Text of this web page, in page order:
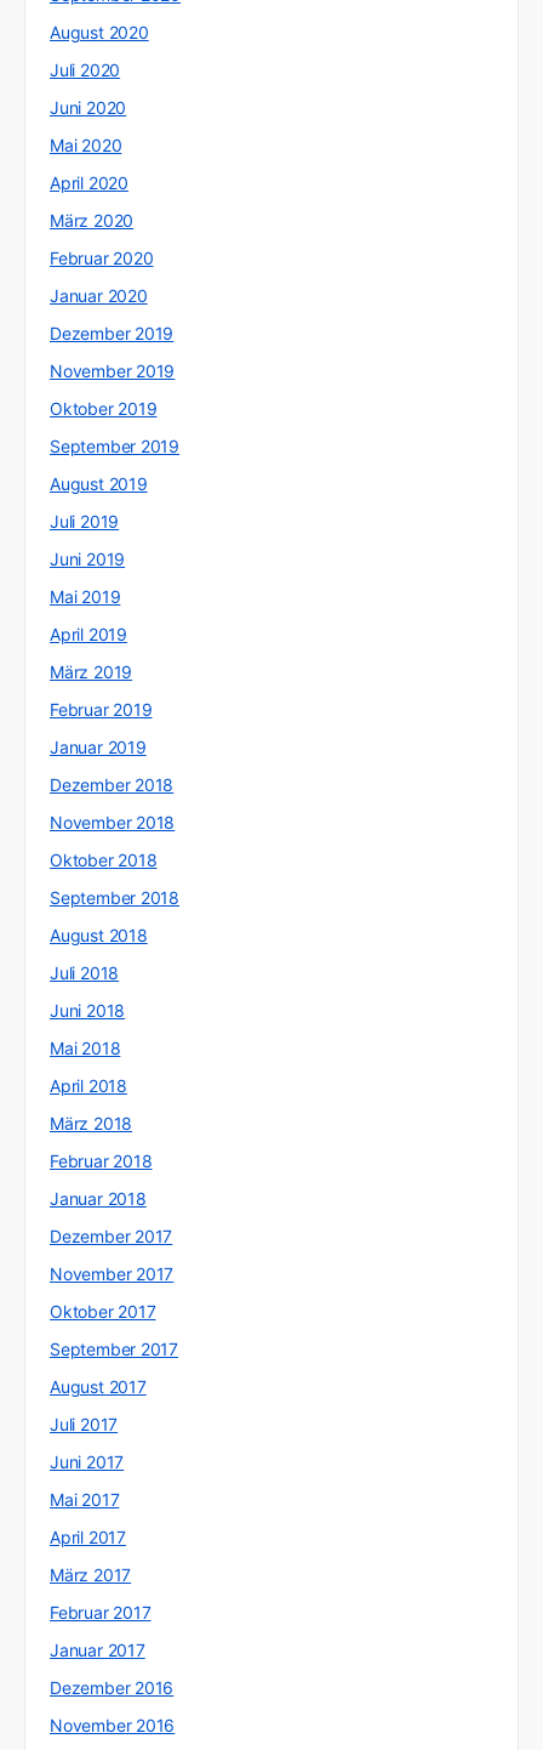
August 2020
Juli 2020
Juni 2020
Mai 2020
April 2020
März 2020
Februar 2020
Januar 2020
Dezember 2019
November 2019
Oktober 2019
September 2019
August 2019
Juli 2019
Juni 2019
Mai 2019
April 2019
März 2019
Februar 2019
Januar 2019
Dezember 2018
November 2018
Oktober 2018
September 2018
August 2018
Juli 2018
Juni 2018
Mai 2018
April 2018
März 2018
Februar 2018
Januar 2018
Dezember 2017
November 2017
Oktober 2017
September 2017
August 2017
Juli 2017
Juni 2017
Mai 2017
April 2017
März 2017
Februar 2017
Januar 2017
Dezember 2016
November 2016